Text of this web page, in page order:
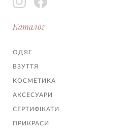
Каталог
ОДЯГ
ВЗУТТЯ
КОСМЕТИКА
АКСЕСУАРИ
СЕРТИФІКАТИ
ПРИКРАСИ